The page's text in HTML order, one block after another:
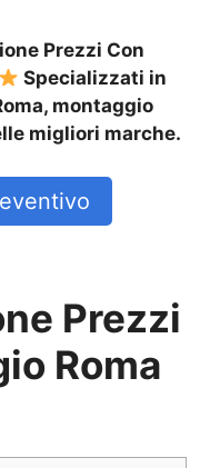
Prezzi Con
Specializzati in
montaggio
migliori marche.
Prezzi
Roma